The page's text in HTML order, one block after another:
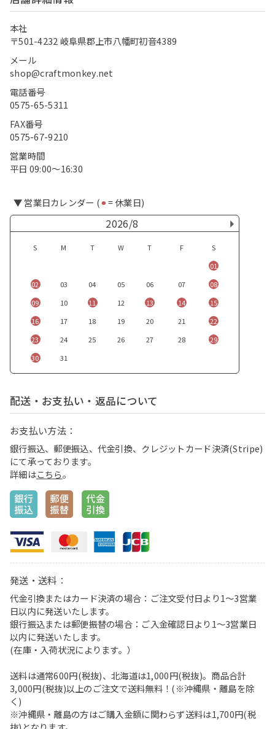
本社
〒501-4232 岐阜県郡上市八幡町初音4389
メール
shop@craftmonkey.net
電話番号
0575-65-5311
FAX番号
0575-67-9210
営業時間
平日 09:00〜16:30
▼ 営業日カレンダー (⚫︎= 休業日)
2026/8
S M T W T F
S
01
02
03 04 05 06 07
08
09
10 11 12 13 14
15
16
17 18 19 20 21
22
23
24 25 26 27 28
29
30
31
配送・お支払い・返品について
お支払い方法：
銀行振込、郵便振込、代金引換、クレジットカード決済(Stripe)
にて承っております。
詳細はこちら。
発送・送料：
代金引換またはカード決済の場合：ご注文受付日より1〜3営業
日以内に発送いたします。
銀行振込または郵便振替の場合：ご入金確認日より1〜3営業日
以内に発送いたします。
(在庫・入荷状況によります。）
送料は通常600円(税抜)、北海道は1,000円(税抜)。商品合計
3,000円(税抜)以上のご注文で送料無料！(※沖縄県・離島を除
く)
※沖縄県・離島の方はご購入金額に関わらず送料は1,700円(税